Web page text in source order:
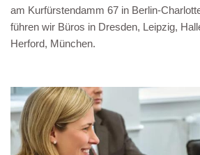
am Kurfürstendamm 67 in Berlin-
führen wir Büros in Dresden, Leipzig,
Herford, München.